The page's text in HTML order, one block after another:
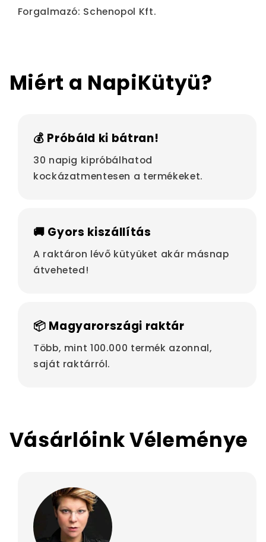
Forgalmazó: Schenopol Kft.
Miért a NapiKütyü?
💰 Próbáld ki bátran!
30 napig kipróbálhatod
kockázatmentesen a termékeket.
🚚 Gyors kiszállítás
A raktáron lévő kütyüket akár másnap
átveheted!
📦 Magyarországi raktár
Több, mint 100.000 termék azonnal,
saját raktárról.
Vásárlóink Véleménye